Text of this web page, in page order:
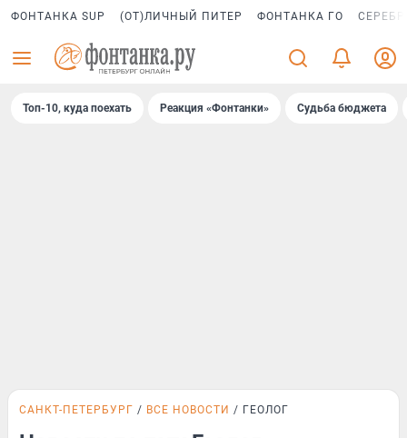
ФОНТАНКА SUP (ОТ)ЛИЧНЫЙ ПИТЕР ФОНТАНКА ГО
Топ-10, куда поехать Реакция «Фонтанки» Судьба бюджета
САНКТ-ПЕТЕРБУРГ ВСЕ НОВОСТИ ГЕОЛОГ